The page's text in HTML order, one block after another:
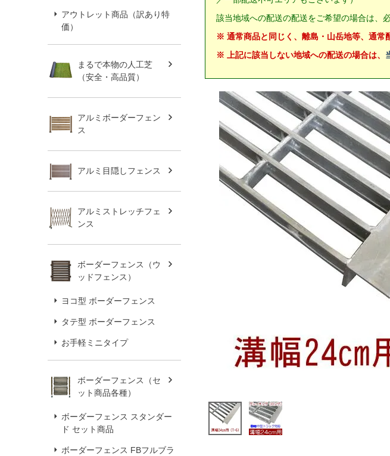
アウトレット商品（訳あり特
価）
まるで本物の人工芝
（安全・高品質）
アルミボーダーフェン
ス
アルミ目隠しフェンス
アルミストレッチフェ
ンス
ボーダーフェンス（ウ
ッドフェンス）
ヨコ型 ボーダーフェンス
タテ型 ボーダーフェンス
お手軽ミニタイプ
ボーダーフェンス（セ
ット商品各種）
ボーダーフェンス スタンダー
ド セット商品
ボーダーフェンス FBフルブラ
該当地域への配送の配送をご希望の場合は、
※ 通常商品と同じく、離島・山岳地等、通常
※ 上記に該当しない地域への配送の場合は、